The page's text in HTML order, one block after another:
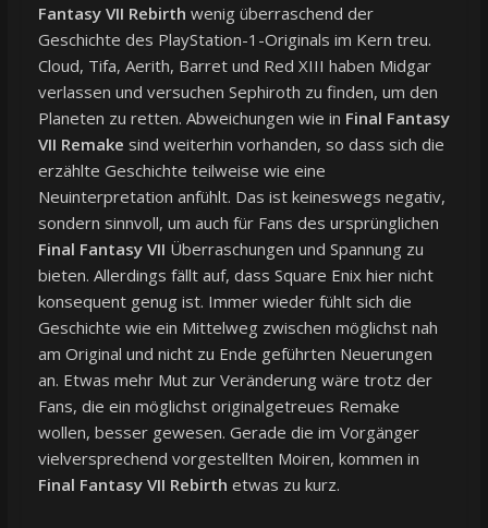
Fantasy VII Rebirth wenig überraschend der
Geschichte des PlayStation-1-Originals im Kern treu.
Cloud, Tifa, Aerith, Barret und Red XIII haben Midgar
verlassen und versuchen Sephiroth zu finden, um den
Planeten zu retten. Abweichungen wie in Final Fantasy
VII Remake sind weiterhin vorhanden, so dass sich die
erzählte Geschichte teilweise wie eine
Neuinterpretation anfühlt. Das ist keineswegs negativ,
sondern sinnvoll, um auch für Fans des ursprünglichen
Final Fantasy VII Überraschungen und Spannung zu
bieten. Allerdings fällt auf, dass Square Enix hier nicht
konsequent genug ist. Immer wieder fühlt sich die
Geschichte wie ein Mittelweg zwischen möglichst nah
am Original und nicht zu Ende geführten Neuerungen
an. Etwas mehr Mut zur Veränderung wäre trotz der
Fans, die ein möglichst originalgetreues Remake
wollen, besser gewesen. Gerade die im Vorgänger
vielversprechend vorgestellten Moiren, kommen in
Final Fantasy VII Rebirth etwas zu kurz.